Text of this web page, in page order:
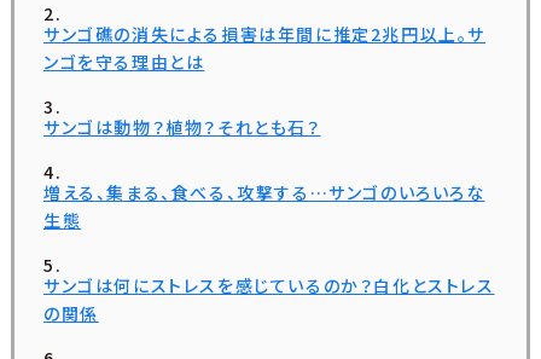
サンゴ礁の消失による損害は年間に推定2兆円以上。サ
ンゴを守る理由とは
サンゴは動物？植物？それとも石？
増える、集まる、食べる、攻撃する…サンゴのいろいろな
生態
サンゴは何にストレスを感じているのか？白化とストレス
の関係